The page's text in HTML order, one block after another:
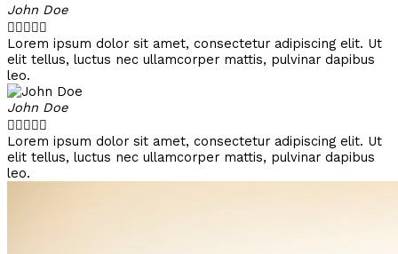
John Doe

Lorem ipsum dolor sit amet, consectetur adipiscing elit. Ut
elit tellus, luctus nec ullamcorper mattis, pulvinar dapibus
leo.
John Doe

Lorem ipsum dolor sit amet, consectetur adipiscing elit. Ut
elit tellus, luctus nec ullamcorper mattis, pulvinar dapibus
leo.